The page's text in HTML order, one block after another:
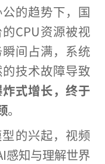
的趋势下，国
CPU资源被视
间占满，系统
技术故障导致
式增长，终于
。
的兴起，视频
感知与理解世界